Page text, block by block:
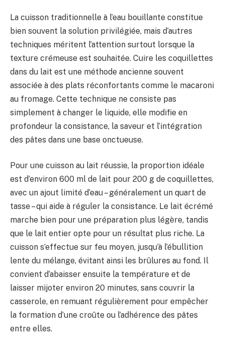
La cuisson traditionnelle à l’eau bouillante constitue
bien souvent la solution privilégiée, mais d’autres
techniques méritent l’attention surtout lorsque la
texture crémeuse est souhaitée. Cuire les coquillettes
dans du lait est une méthode ancienne souvent
associée à des plats réconfortants comme le macaroni
au fromage. Cette technique ne consiste pas
simplement à changer le liquide, elle modifie en
profondeur la consistance, la saveur et l’intégration
des pâtes dans une base onctueuse.
Pour une cuisson au lait réussie, la proportion idéale
est d’environ 600 ml de lait pour 200 g de coquillettes,
avec un ajout limité d’eau – généralement un quart de
tasse – qui aide à réguler la consistance. Le lait écrémé
marche bien pour une préparation plus légère, tandis
que le lait entier opte pour un résultat plus riche. La
cuisson s’effectue sur feu moyen, jusqu’à l’ébullition
lente du mélange, évitant ainsi les brûlures au fond. Il
convient d’abaisser ensuite la température et de
laisser mijoter environ 20 minutes, sans couvrir la
casserole, en remuant régulièrement pour empêcher
la formation d’une croûte ou l’adhérence des pâtes
entre elles.